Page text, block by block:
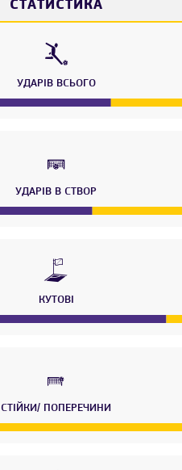
СТАТИСТИКА
УДАРІВ ВСЬОГО
УДАРІВ В СТВОР
КУТОВІ
СТІЙКИ/ ПОПЕРЕЧИНИ